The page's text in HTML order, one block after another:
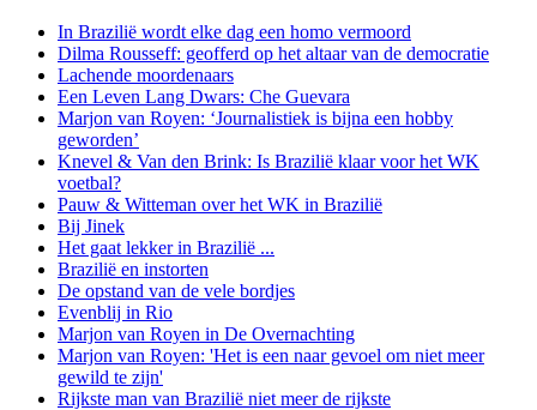
In Brazilië wordt elke dag een homo vermoord
Dilma Rousseff: geofferd op het altaar van de democratie
Lachende moordenaars
Een Leven Lang Dwars: Che Guevara
Marjon van Royen: ‘Journalistiek is bijna een hobby
geworden’
Knevel & Van den Brink: Is Brazilië klaar voor het WK
voetbal?
Pauw & Witteman over het WK in Brazilië
Bij Jinek
Het gaat lekker in Brazilië ...
Brazilië en instorten
De opstand van de vele bordjes
Evenblij in Rio
Marjon van Royen in De Overnachting
Marjon van Royen: 'Het is een naar gevoel om niet meer
gewild te zijn'
Rijkste man van Brazilië niet meer de rijkste